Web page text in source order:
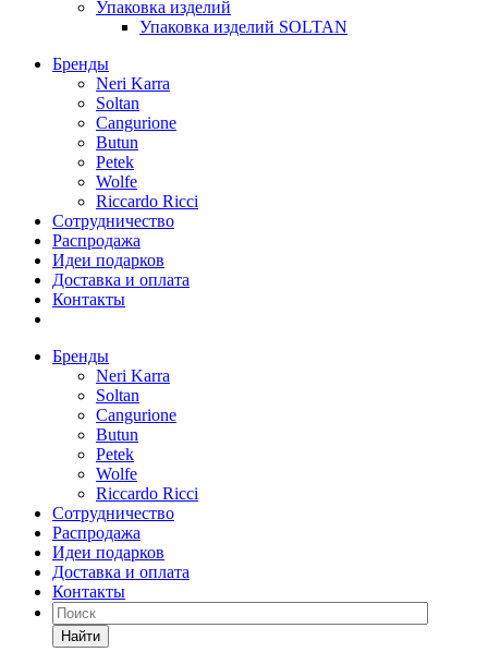
Упаковка изделий
Упаковка изделий SOLTAN
Бренды
Neri Karra
Soltan
Cangurione
Butun
Petek
Wolfe
Riccardo Ricci
Сотрудничество
Распродажа
Идеи подарков
Доставка и оплата
Контакты
Бренды
Neri Karra
Soltan
Cangurione
Butun
Petek
Wolfe
Riccardo Ricci
Сотрудничество
Распродажа
Идеи подарков
Доставка и оплата
Контакты
Найти